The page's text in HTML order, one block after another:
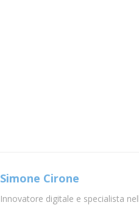
Simone Cirone
Innovatore digitale e specialista